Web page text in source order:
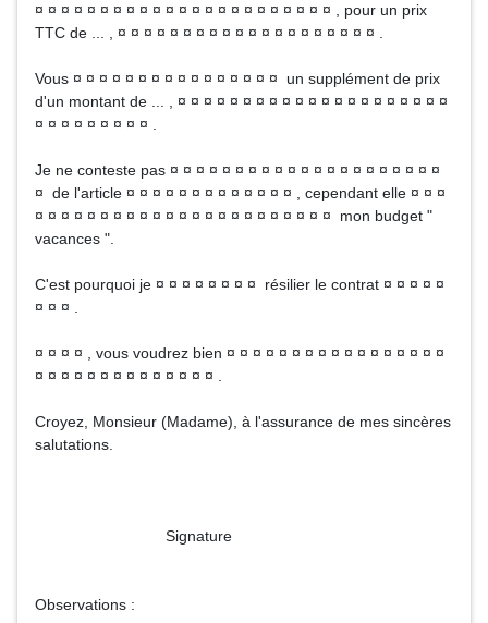
¤ ¤ ¤ ¤ ¤ ¤ ¤ ¤ ¤ ¤ ¤ ¤ ¤ ¤ ¤ ¤ ¤ ¤ ¤ ¤ ¤ ¤ ¤ , pour un prix
TTC de ... , ¤ ¤ ¤ ¤ ¤ ¤ ¤ ¤ ¤ ¤ ¤ ¤ ¤ ¤ ¤ ¤ ¤ ¤ ¤ ¤ .
Vous ¤ ¤ ¤ ¤ ¤ ¤ ¤ ¤ ¤ ¤ ¤ ¤ ¤ ¤ ¤ ¤ un supplément de prix
d'un montant de ... , ¤ ¤ ¤ ¤ ¤ ¤ ¤ ¤ ¤ ¤ ¤ ¤ ¤ ¤ ¤ ¤ ¤ ¤ ¤ ¤ ¤
¤ ¤ ¤ ¤ ¤ ¤ ¤ ¤ ¤ .
Je ne conteste pas ¤ ¤ ¤ ¤ ¤ ¤ ¤ ¤ ¤ ¤ ¤ ¤ ¤ ¤ ¤ ¤ ¤ ¤ ¤ ¤ ¤
¤ de l'article ¤ ¤ ¤ ¤ ¤ ¤ ¤ ¤ ¤ ¤ ¤ ¤ ¤ , cependant elle ¤ ¤ ¤
¤ ¤ ¤ ¤ ¤ ¤ ¤ ¤ ¤ ¤ ¤ ¤ ¤ ¤ ¤ ¤ ¤ ¤ ¤ ¤ ¤ ¤ ¤ mon budget "
vacances ".
C'est pourquoi je ¤ ¤ ¤ ¤ ¤ ¤ ¤ ¤ résilier le contrat ¤ ¤ ¤ ¤ ¤
¤ ¤ ¤ .
¤ ¤ ¤ ¤ , vous voudrez bien ¤ ¤ ¤ ¤ ¤ ¤ ¤ ¤ ¤ ¤ ¤ ¤ ¤ ¤ ¤ ¤ ¤
¤ ¤ ¤ ¤ ¤ ¤ ¤ ¤ ¤ ¤ ¤ ¤ ¤ ¤ .
Croyez, Monsieur (Madame), à l'assurance de mes sincères
salutations.
Signature
Observations :